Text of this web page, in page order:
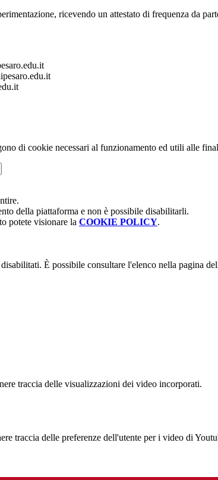
ricevendo un attestato di frequenza da
di cookie necessari al funzionamento ed utili alle
della piattaforma e non è possibile disabilitarli.
potete visionare la COOKIE POLICY.
È possibile consultare l'elenco nella pagina
traccia delle visualizzazioni dei video incorporati.
traccia delle preferenze dell'utente per i video di